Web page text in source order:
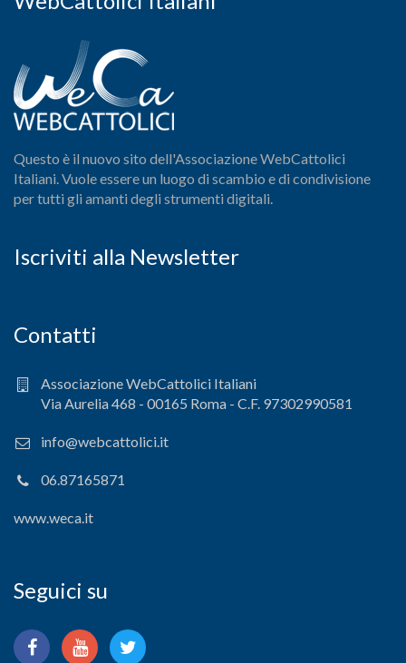
Questo è il nuovo sito dell'Associazione WebCattolici
Italiani. Vuole essere un luogo di scambio e di condivisione
per tutti gli amanti degli strumenti digitali.
Iscriviti alla Newsletter
Contatti
Associazione WebCattolici Italiani
Via Aurelia 468 - 00165 Roma - C.F. 97302990581
info@webcattolici.it
06.87165871
www.weca.it
Seguici su